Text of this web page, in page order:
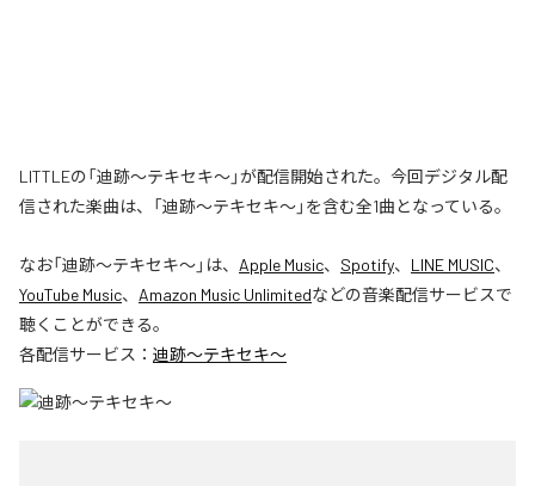
LITTLEの「迪跡〜テキセキ〜」が配信開始された。今回デジタル配
信された楽曲は、「迪跡〜テキセキ〜」を含む全1曲となっている。
なお「迪跡〜テキセキ〜」は、 Apple Music、 Spotify、 LINE MUSIC、
YouTube Music、 Amazon Music Unlimitedなどの音楽配信サービスで
聴くことができる。
各配信サービス： 迪跡〜テキセキ〜